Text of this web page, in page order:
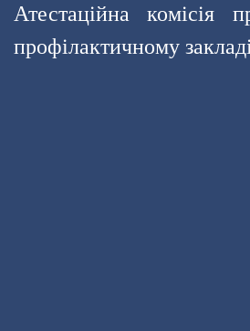
Атестаційна комісія
профілактичному закладі